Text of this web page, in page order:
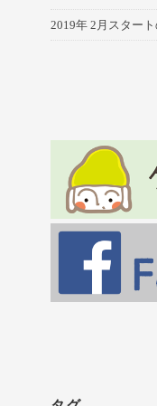
2019年 2月スター